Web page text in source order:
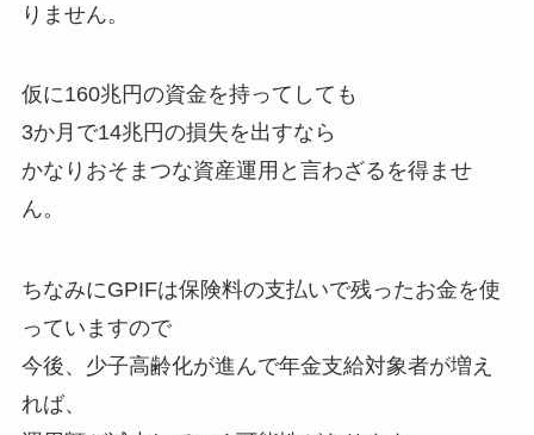
りません。
仮に160兆円の資金を持ってしても
3か月で14兆円の損失を出すなら
かなりおそまつな資産運用と言わざるを得ませ
ん。
ちなみにGPIFは保険料の支払いで残ったお金を使
っていますので
今後、少子高齢化が進んで年金支給対象者が増え
れば、